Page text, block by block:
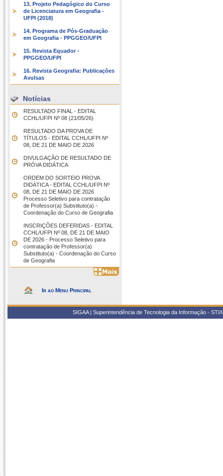
13. Projeto Pedagógico do Curso
de Licenciatura em Geografia -
UFPI (2018)
14. Programa de Pós-Graduação
em Geografia - PPGGEO/UFPI
15. Revista Equador -
PPGGEO/UFPI
16. Revista Geografia: Publicações
Avulsas
Notícias
RESULTADO FINAL - EDITAL
CCHL/UFPI Nº 08 (21/05/26)
RESULTADO DA PROVA DE
TÍTULOS - EDITAL CCHL/UFPI Nº
08, DE 21 DE MAIO DE 2026
DIVULGAÇÃO DE RESULTADO DE
PRÓVA DIDÁTICA
ORDEM DO SORTEIO PROVA
DIDÁTICA - EDITAL CCHL/UFPI Nº
08, DE 21 DE MAIO DE 2026
Processo Seletivo para contratação
de Professor(a) Substituto(a) -
Coordenação do Curso de Geografia
INSCRIÇÕES DEFERIDAS - EDITAL
CCHL/UFPI Nº 08, DE 21 DE MAIO
DE 2026 - Processo Seletivo para
contratação de Professor(a)
Substituto(a) - Coordenação do Curso
de Geografia
Ir ao Menu Principal
SIGAA | Superintendência de Tecnologia da Informação -